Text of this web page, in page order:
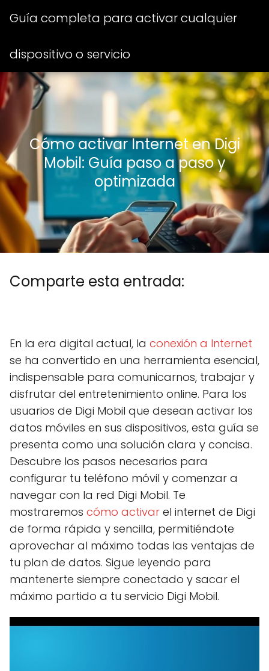
Guía completa para activar cualquier
dispositivo o servicio
Cómo activar Internet en Digi
Mobil: Guía paso a paso y
optimizada
Comparte esta entrada:
p
r
t
i
r
e
n
w
t
t
e
r
)
p
a
r
t
i
r
e
n
e
b
o
o
k
p
a
r
t
i
r
e
n
t
e
r
e
s
t
p
r
t
i
r
e
n
k
d
I
n
p
r
t
i
r
e
n
i
En la era digital actual, la conexión a Internet
se ha convertido en una herramienta esencial,
indispensable para comunicarnos, trabajar y
disfrutar del entretenimiento online. Para los
usuarios de Digi Mobil que desean activar los
datos móviles en sus dispositivos, esta guía se
presenta como una solución clara y concisa.
Descubre los pasos necesarios para
configurar tu teléfono móvil y comenzar a
navegar con la red Digi Mobil. Te
mostraremos cómo activar el internet de Digi
de forma rápida y sencilla, permitiéndote
aprovechar al máximo todas las ventajas de
tu plan de datos. Sigue leyendo para
mantenerte siempre conectado y sacar el
máximo partido a tu servicio Digi Mobil.